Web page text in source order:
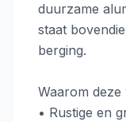
duurzame
staat
berging.
Waarom
• Rustige en